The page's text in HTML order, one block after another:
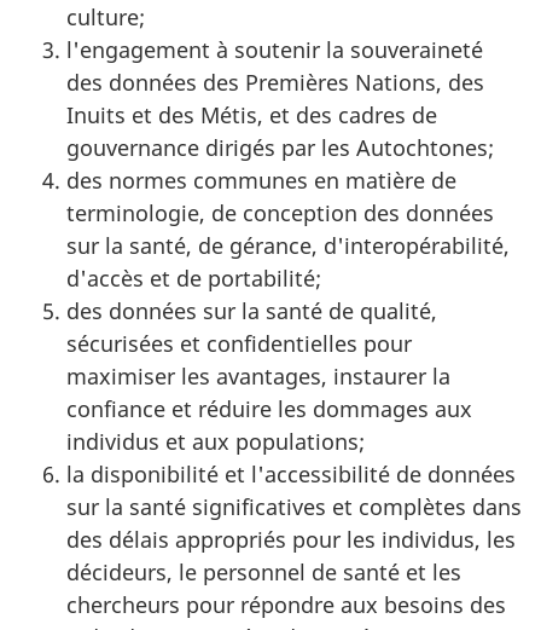
culture;
l'engagement à soutenir la souveraineté
des données des Premières Nations, des
Inuits et des Métis, et des cadres de
gouvernance dirigés par les Autochtones;
des normes communes en matière de
terminologie, de conception des données
sur la santé, de gérance, d'interopérabilité,
d'accès et de portabilité;
des données sur la santé de qualité,
sécurisées et confidentielles pour
maximiser les avantages, instaurer la
confiance et réduire les dommages aux
individus et aux populations;
la disponibilité et l'accessibilité de données
sur la santé significatives et complètes dans
des délais appropriés pour les individus, les
décideurs, le personnel de santé et les
chercheurs pour répondre aux besoins des